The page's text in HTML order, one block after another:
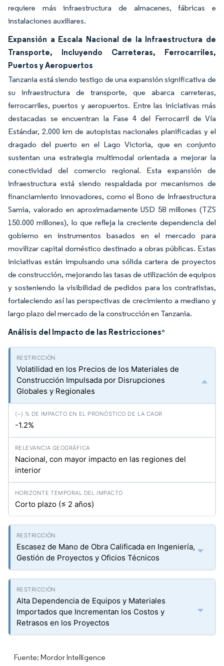
requiere más infraestructura de almacenes, fábricas e
instalaciones auxiliares.
Expansión a Escala Nacional de la Infraestructura de
Transporte, Incluyendo Carreteras, Ferrocarriles,
Puertos y Aeropuertos
Tanzania está siendo testigo de una expansión significativa de
su infraestructura de transporte, que abarca carreteras,
ferrocarriles, puertos y aeropuertos. Entre las iniciativas más
destacadas se encuentran la Fase 4 del Ferrocarril de Vía
Estándar, 2.000 km de autopistas nacionales planificadas y el
dragado del puerto en el Lago Victoria, que en conjunto
sustentan una estrategia multimodal orientada a mejorar la
conectividad del comercio regional. Esta expansión de
infraestructura está siendo respaldada por mecanismos de
financiamiento innovadores, como el Bono de Infraestructura
Samia, valorado en aproximadamente USD 58 millones (TZS
150.000 millones), lo que refleja la creciente dependencia del
gobierno en instrumentos basados en el mercado para
movilizar capital doméstico destinado a obras públicas. Estas
iniciativas están impulsando una sólida cartera de proyectos
de construcción, mejorando las tasas de utilización de equipos
y sosteniendo la visibilidad de pedidos para los contratistas,
fortaleciendo así las perspectivas de crecimiento a mediano y
largo plazo del mercado de la construcción en Tanzania.
Análisis del Impacto de las Restricciones*
Volatilidad en los Precios de los Materiales de
Construcción Impulsada por Disrupciones
Globales y Regionales
-1.2%
Nacional, con mayor impacto en las regiones del
interior
Corto plazo (≤ 2 años)
Escasez de Mano de Obra Calificada en Ingeniería,
Gestión de Proyectos y Oficios Técnicos
Alta Dependencia de Equipos y Materiales
Importados que Incrementan los Costos y
Retrasos en los Proyectos
Fuente: Mordor Intelligence